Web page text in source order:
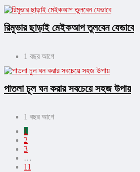
রিমুভার ছাড়াই মেইকআপ তুলবেন যেভাবে
1 বছর আগে
পাতলা চুল ঘন করার সবচেয়ে সহজ উপায়
1 বছর আগে
1
2
3
…
11